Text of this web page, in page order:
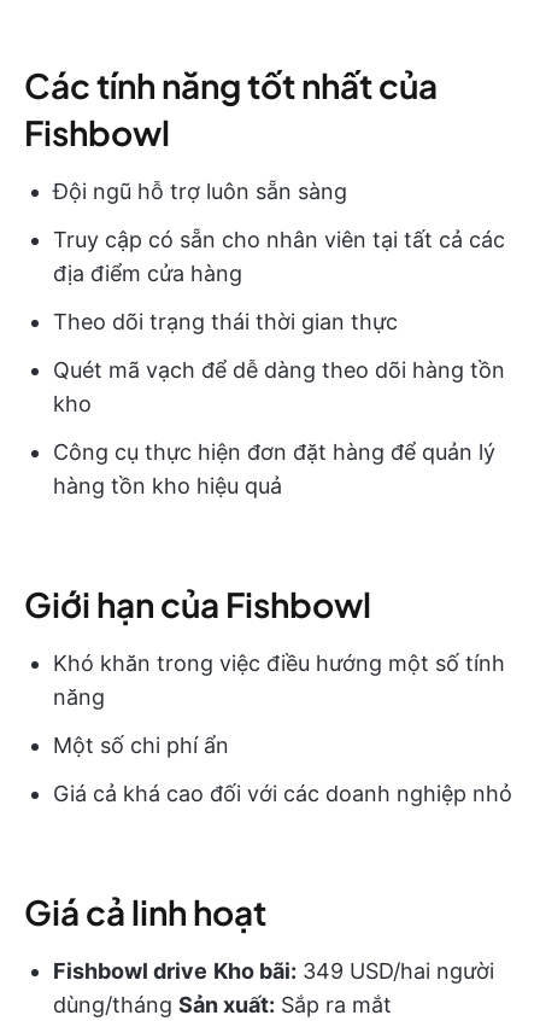
Các tính năng tốt nhất của
Fishbowl
Đội ngũ hỗ trợ luôn sẵn sàng
Truy cập có sẵn cho nhân viên tại tất cả các
địa điểm cửa hàng
Theo dõi trạng thái thời gian thực
Quét mã vạch để dễ dàng theo dõi hàng tồn
kho
Công cụ thực hiện đơn đặt hàng để quản lý
hàng tồn kho hiệu quả
Giới hạn của Fishbowl
Khó khăn trong việc điều hướng một số tính
năng
Một số chi phí ẩn
Giá cả khá cao đối với các doanh nghiệp nhỏ
Giá cả linh hoạt
Fishbowl drive Kho bãi: 349 USD/hai người
dùng/tháng Sản xuất: Sắp ra mắt